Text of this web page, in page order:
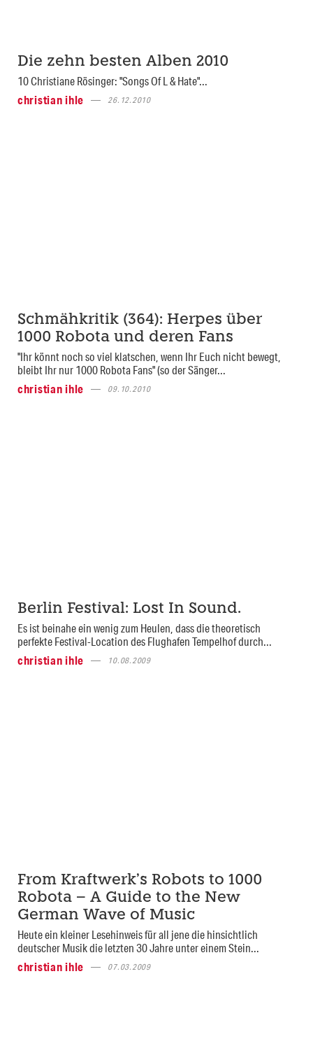
Die zehn besten Alben 2010
10 Christiane Rösinger: "Songs Of L & Hate"...
christian ihle
26.12.2010
Schmähkritik (364): Herpes über
1000 Robota und deren Fans
"Ihr könnt noch so viel klatschen, wenn Ihr Euch nicht bewegt,
bleibt Ihr nur 1000 Robota Fans" (so der Sänger...
christian ihle
09.10.2010
Berlin Festival: Lost In Sound.
Es ist beinahe ein wenig zum Heulen, dass die theoretisch
perfekte Festival-Location des Flughafen Tempelhof durch...
christian ihle
10.08.2009
From Kraftwerk’s Robots to 1000
Robota – A Guide to the New
German Wave of Music
Heute ein kleiner Lesehinweis für all jene die hinsichtlich
deutscher Musik die letzten 30 Jahre unter einem Stein...
christian ihle
07.03.2009